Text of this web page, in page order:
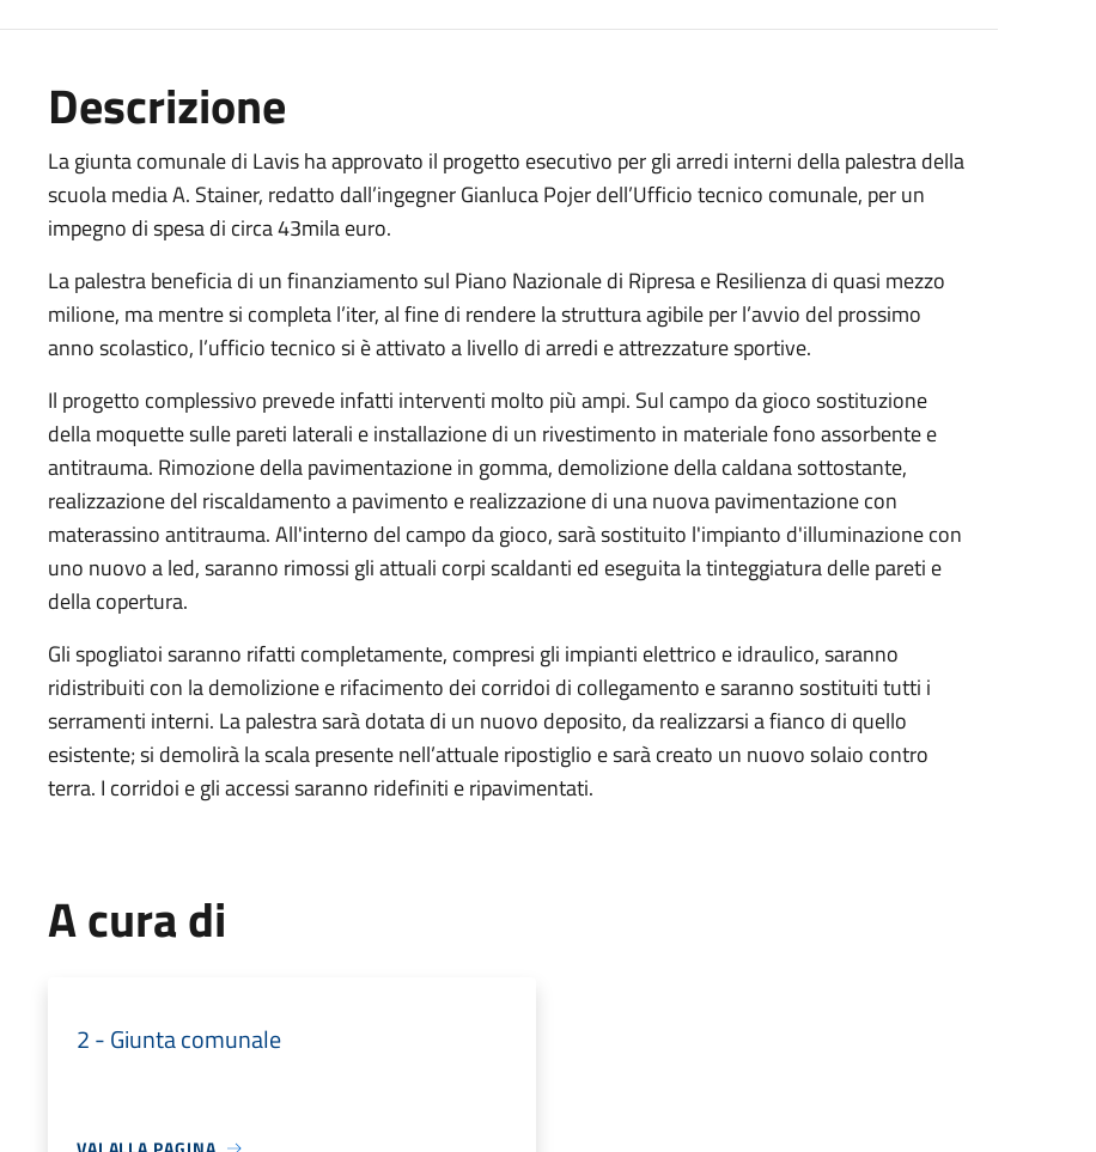
Descrizione
La giunta comunale di Lavis ha approvato il progetto esecutivo per gli arredi interni della palestra della
scuola media A. Stainer, redatto dall’ingegner Gianluca Pojer dell’Ufficio tecnico comunale, per un
impegno di spesa di circa 43mila euro.
La palestra beneficia di un finanziamento sul Piano Nazionale di Ripresa e Resilienza di quasi mezzo
milione, ma mentre si completa l’iter, al fine di rendere la struttura agibile per l’avvio del prossimo
anno scolastico, l’ufficio tecnico si è attivato a livello di arredi e attrezzature sportive.
Il progetto complessivo prevede infatti interventi molto più ampi. Sul campo da gioco sostituzione
della moquette sulle pareti laterali e installazione di un rivestimento in materiale fono assorbente e
antitrauma. Rimozione della pavimentazione in gomma, demolizione della caldana sottostante,
realizzazione del riscaldamento a pavimento e realizzazione di una nuova pavimentazione con
materassino antitrauma. All'interno del campo da gioco, sarà sostituito l'impianto d'illuminazione con
uno nuovo a led, saranno rimossi gli attuali corpi scaldanti ed eseguita la tinteggiatura delle pareti e
della copertura.
Gli spogliatoi saranno rifatti completamente, compresi gli impianti elettrico e idraulico, saranno
ridistribuiti con la demolizione e rifacimento dei corridoi di collegamento e saranno sostituiti tutti i
serramenti interni. La palestra sarà dotata di un nuovo deposito, da realizzarsi a fianco di quello
esistente; si demolirà la scala presente nell’attuale ripostiglio e sarà creato un nuovo solaio contro
terra. I corridoi e gli accessi saranno ridefiniti e ripavimentati.
A cura di
2 - Giunta comunale